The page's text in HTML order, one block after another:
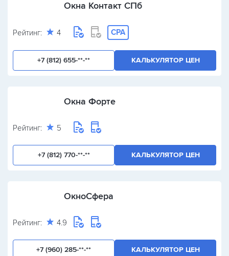
Окна Контакт СПб
Рейтинг: 4 CPA
+7 (812) 655-**-** КАЛЬКУЛЯТОР ЦЕН
Окна Форте
Рейтинг: 5
+7 (812) 770-**-** КАЛЬКУЛЯТОР ЦЕН
ОкноСфера
Рейтинг: 4.9
+7 (960) 285-**-** КАЛЬКУЛЯТОР ЦЕН